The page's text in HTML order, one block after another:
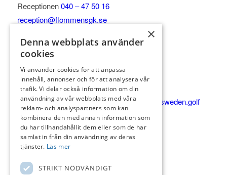
Receptionen040 – 47 50 16
reception@flommensgk.se
Helg & helgdagar 8-15
Golfshop/Pro:
Vardagar 8-17
Helg & helgdagar 8-15
Shop 0735-45 90 08petter.bengtsson@pgasweden.golf
KÖKET
Alla dagar 9-20
Varma köket 11:30-16
Catering & event 0736 79 77 52
×
Denna webbplats använder
cookies
Vi använder cookies för att anpassa
innehåll, annonser och för att analysera vår
trafik. Vi delar också information om din
användning av vår webbplats med våra
reklam- och analyspartners som kan
kombinera den med annan information som
du har tillhandahållit dem eller som de har
samlat in från din användning av deras
tjänster. Läs mer
STRIKT NÖDVÄNDIGT